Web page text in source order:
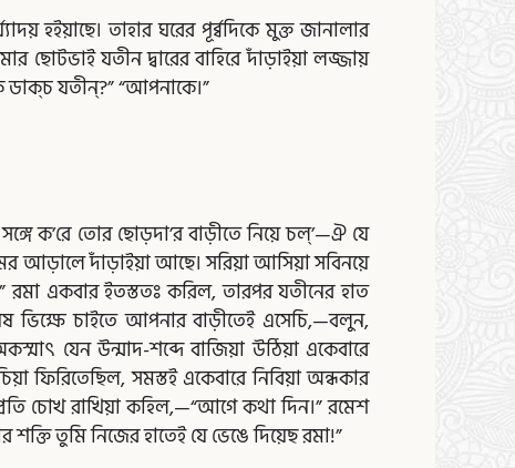
হইয়াছে। তাহার ঘরের পূর্ব্বদিকে মুক্ত জানালার
ছোটভাই যতীন দ্বারের বাহিরে দাঁড়াইয়া লজ্জায়
ডাক্‌চ যতীন্‌?” “আপনাকে।”
ক’রে তোর ছোড়দা’র বাড়ীতে নিয়ে চল্‌’—ঐ যে
আড়ালে দাঁড়াইয়া আছে। সরিয়া আসিয়া সবিনয়ে
একবার ইতস্ততঃ করিল, তারপর যতীনের হাত
চাইতে আপনার বাড়ীতেই এসেচি,—বলুন,
যেন উন্মাদ-শব্দে বাজিয়া উঠিয়া একেবারে
ফিরিতেছিল, সমস্তই একেবারে নিবিয়া অন্ধকার
চোখ রাখিয়া কহিল,—“আগে কথা দিন।” রমেশ
তুমি নিজের হাতেই যে ভেঙে দিয়েছ রমা!”